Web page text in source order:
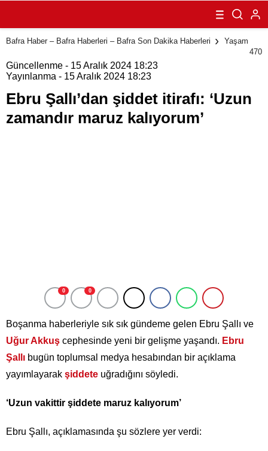
‘Uzun zamandır
maruz
kalıyorum’
Bafra Haber – Bafra Haberleri – Bafra Son Dakika Haberleri
Yaşam
470
Güncellenme - 15 Aralık 2024 18:23
Yayınlanma - 15 Aralık 2024 18:23
Ebru Şallı’dan şiddet itirafı: ‘Uzun
zamandır maruz kalıyorum’
0 0
Boşanma haberleriyle sık sık gündeme gelen Ebru Şallı ve
Uğur Akkuş cephesinde yeni bir gelişme yaşandı. Ebru
Şallı bugün toplumsal medya hesabından bir açıklama
yayımlayarak şiddete uğradığını söyledi.
‘Uzun vakittir şiddete maruz kalıyorum’
Ebru Şallı, açıklamasında şu sözlere yer verdi: